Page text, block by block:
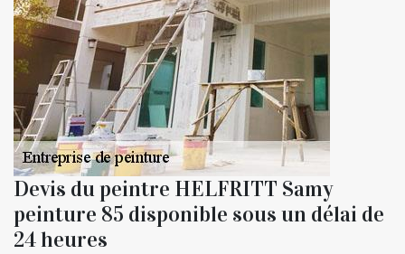
Devis du peintre HELFRITT Samy
peinture 85 disponible sous un délai de
24 heures